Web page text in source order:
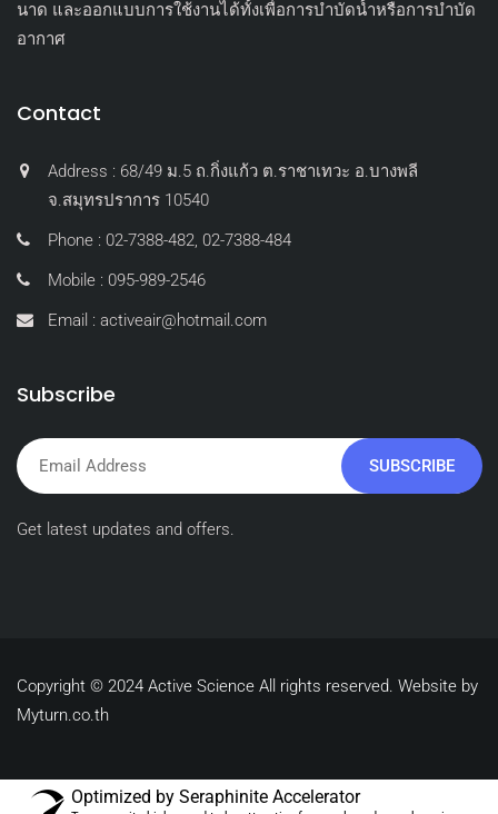
นาด และออกแบบการใช้งานได้ทั้งเพื่อการบำบัดน้ำหรือการบำบัด
อากาศ
Contact
Address : 68/49 ม.5 ถ.กิ่งแก้ว ต.ราชาเทวะ อ.บางพลี
จ.สมุทรปราการ 10540
Phone : 02-7388-482, 02-7388-484
Mobile : 095-989-2546
Email : activeair@hotmail.com
Subscribe
SUBSCRIBE
Get latest updates and offers.
Copyright © 2024 Active Science All rights reserved. Website by
Myturn.co.th
Optimized by Seraphinite Accelerator